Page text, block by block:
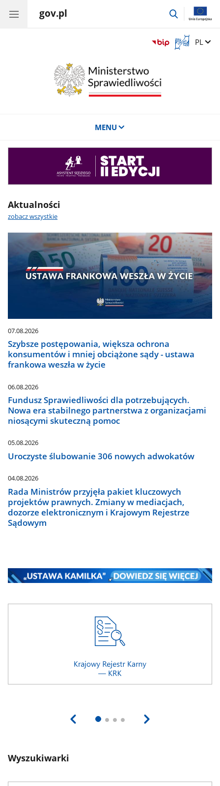
gov.pl
przejdź
Otwórz
okno
Zmień
PL
MENU
Aktualności
zobacz wszystkie
07.08.2026
Szybsze postępowania, większa ochrona
konsumentów i mniej obciążone sądy - ustawa
frankowa weszła w życie
06.08.2026
Fundusz Sprawiedliwości dla potrzebujących.
Nowa era stabilnego partnerstwa z organizacjami
niosącymi skuteczną pomoc
05.08.2026
Uroczyste ślubowanie 306 nowych adwokatów
04.08.2026
Rada Ministrów przyjęła pakiet kluczowych
projektów prawnych. Zmiany w mediacjach,
dozorze elektronicznym i Krajowym Rejestrze
Sądowym
Wyszukiwarki